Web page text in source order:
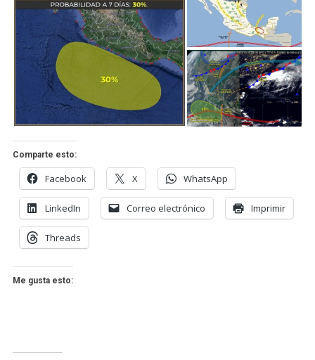
Comparte esto:
Facebook X WhatsApp
LinkedIn Correo electrónico Imprimir
Threads
Me gusta esto: